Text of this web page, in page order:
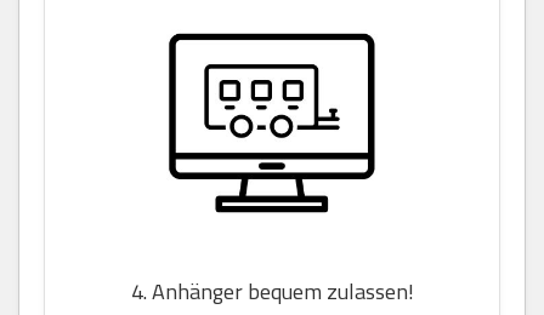
4. Anhänger bequem zulassen!